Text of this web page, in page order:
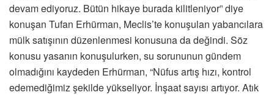
devam ediyoruz. Bütün hikaye burada kilitleniyor” diye
konuşan Tufan Erhürman, Meclis’te konuşulan yabancılara
mülk satışının düzenlenmesi konusuna da değindi. Söz
konusu yasanın konuşulurken, su sorununun gündem
olmadığını kaydeden Erhürman, “Nüfus artış hızı, kontrol
edemediğimiz şekilde yükseliyor. İnşaat sayısı artıyor. Atık